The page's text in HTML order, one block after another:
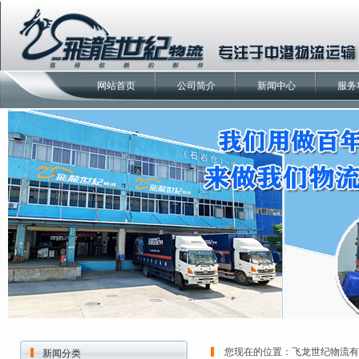
网站首页 公司简介 新闻中心 服务
您现在的位置： 飞龙世纪物流
新闻分类